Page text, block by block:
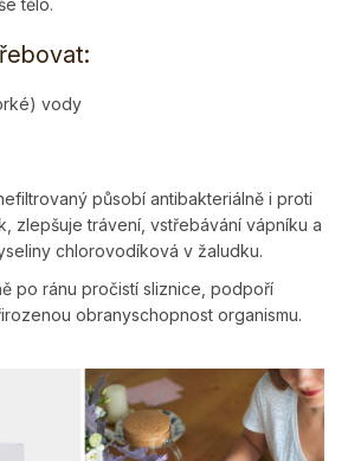
vody
působí antibakteriálně i proti
zlepšuje trávení, vstřebávání vápníku a
chlorovodíková v žaludku.
po ránu pročistí sliznice, podpoří
obranyschopnost organismu.